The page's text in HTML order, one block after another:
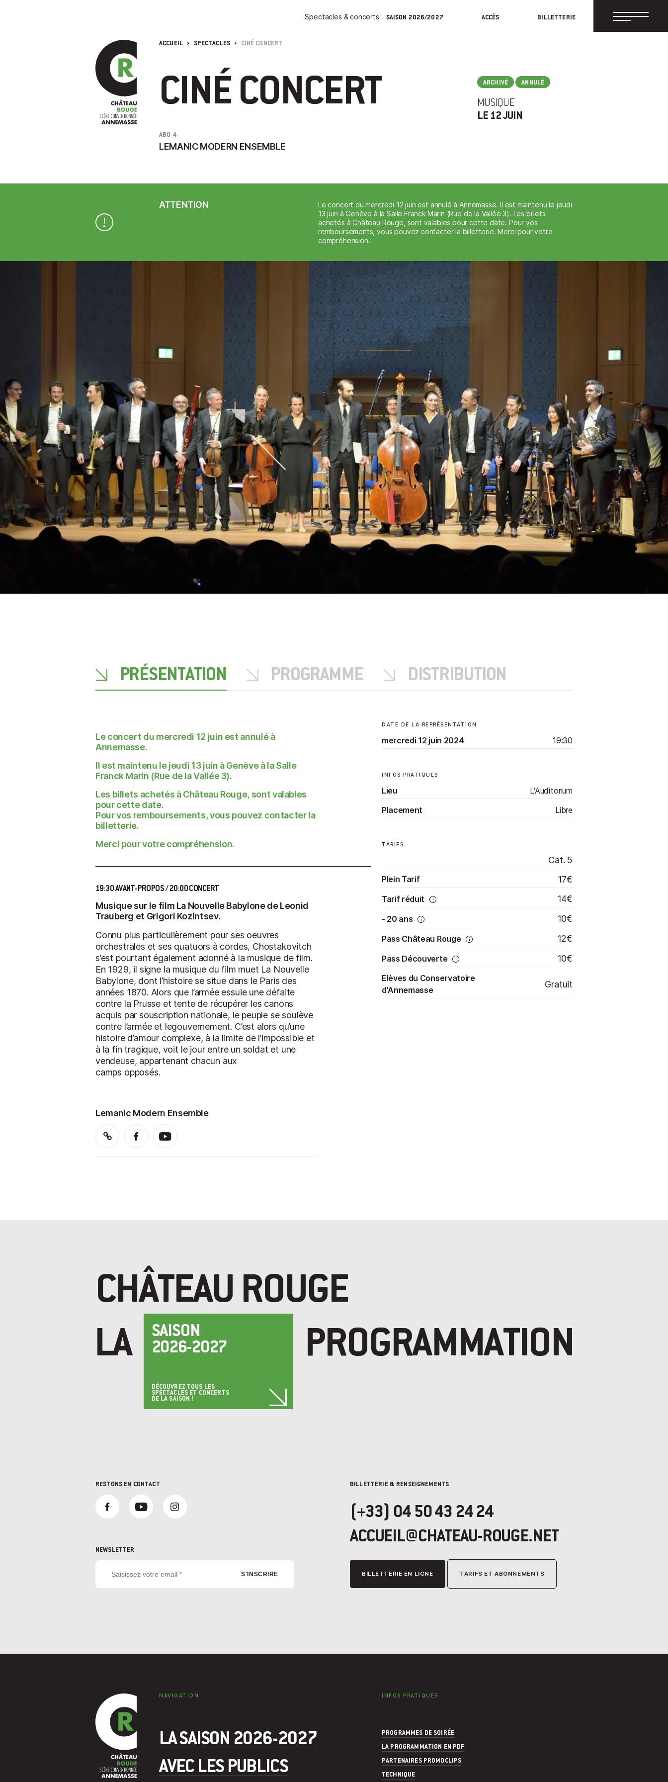
Spectacles & concerts SAISON 2026/2027 ACCÈS BILLETTERIE
ACCUEIL SPECTACLES CINÉ CONCERT
CINÉ CONCERT
ABO 4
LEMANIC MODERN ENSEMBLE
ARCHIVÉ ANNULÉ
MUSIQUE
LE 12 JUIN
ATTENTION
Le concert du mercredi 12 juin est annulé à Annemasse. Il est maintenu le jeudi
13 juin à Genève à la Salle Franck Marin (Rue de la Vallée 3). Les billets
achetés à Château Rouge, sont valables pour cette date. Pour vos
remboursements, vous pouvez contacter la billetterie. Merci pour votre
compréhension.
PRÉSENTATION PROGRAMME DISTRIBUTION
Le concert du mercredi 12 juin est annulé à
Annemasse.
Il est maintenu le jeudi 13 juin à Genève à la Salle
Franck Marin (Rue de la Vallée 3).
Les billets achetés à Château Rouge, sont valables
pour cette date.
Pour vos remboursements, vous pouvez contacter la
billetterie.
Merci pour votre compréhension.
19:30 AVANT-PROPOS / 20:00 CONCERT
Musique sur le film La Nouvelle Babylone de Leonid
Trauberg et Grigori Kozintsev.
Connu plus particulièrement pour ses oeuvres
orchestrales et ses quatuors à cordes, Chostakovitch
s’est pourtant également adonné à la musique de film.
En 1929, il signe la musique du film muet La Nouvelle
Babylone, dont l’histoire se situe dans le Paris des
années 1870. Alors que l’armée essuie une défaite
contre la Prusse et tente de récupérer les canons
acquis par souscription nationale, le peuple se soulève
contre l’armée et legouvernement. C’est alors qu’une
histoire d’amour complexe, à la limite de l’impossible et
à la fin tragique, voit le jour entre un soldat et une
vendeuse, appartenant chacun aux
camps opposés.
Lemanic Modern Ensemble
DATE DE LA REPRÉSENTATION
mercredi 12 juin 2024 19:30
INFOS PRATIQUES
Lieu
L'Auditorium
Placement
Libre
TARIFS
Cat. 5
Plein Tarif 17€
Tarif réduit 14€
- 20 ans 10€
Pass Château Rouge 12€
Pass Découverte 10€
Elèves du Conservatoire
d'Annemasse
Gratuit
CHÂTEAU ROUGE
LA
SAISON
2026-2027
DÉCOUVREZ TOUS LES
SPECTACLES ET CONCERTS
DE LA SAISON !
PROGRAMMATION
RESTONS EN CONTACT
NEWSLETTER
BILLETTERIE & RENSEIGNEMENTS
(+33) 04 50 43 24 24
ACCUEIL@CHATEAU-ROUGE.NET
BILLETTERIE EN LIGNE TARIFS ET ABONNEMENTS
NAVIGATION
LA SAISON 2026-2027
AVEC LES PUBLICS
INFOS PRATIQUES
PROGRAMMES DE SOIRÉE
LA PROGRAMMATION EN PDF
PARTENAIRES PROMOCLIPS
TECHNIQUE